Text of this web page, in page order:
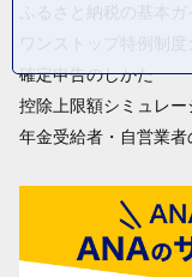
ふるさと納税の基本
ワンストップ特例制度
確定申告のしかた
控除上限額シミュレー
年金受給者・自営業者